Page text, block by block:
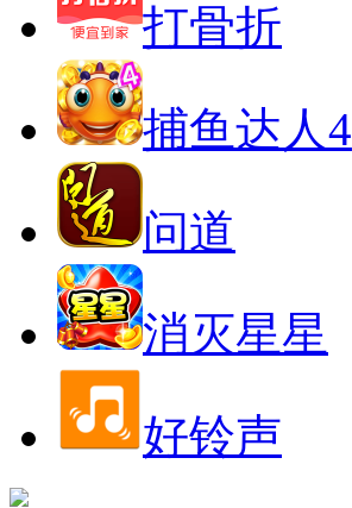
打骨折
捕鱼达人4
问道
消灭星星
好铃声